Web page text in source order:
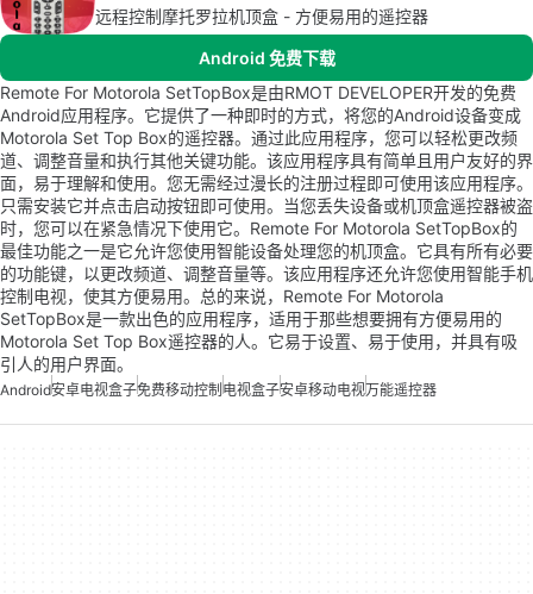
远程控制摩托罗拉机顶盒 - 方便易用的遥控器
Android 免费下载
Remote For Motorola SetTopBox是由RMOT DEVELOPER开发的免费
Android应用程序。它提供了一种即时的方式，将您的Android设备变成
Motorola Set Top Box的遥控器。通过此应用程序，您可以轻松更改频
道、调整音量和执行其他关键功能。该应用程序具有简单且用户友好的界
面，易于理解和使用。您无需经过漫长的注册过程即可使用该应用程序。
只需安装它并点击启动按钮即可使用。当您丢失设备或机顶盒遥控器被盗
时，您可以在紧急情况下使用它。Remote For Motorola SetTopBox的
最佳功能之一是它允许您使用智能设备处理您的机顶盒。它具有所有必要
的功能键，以更改频道、调整音量等。该应用程序还允许您使用智能手机
控制电视，使其方便易用。总的来说，Remote For Motorola
SetTopBox是一款出色的应用程序，适用于那些想要拥有方便易用的
Motorola Set Top Box遥控器的人。它易于设置、易于使用，并具有吸
引人的用户界面。
Android安卓电视盒子免费移动控制 电视盒子安卓移动电视万能遥控器